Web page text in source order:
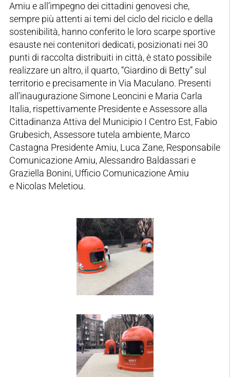
Amiu e all’impegno dei cittadini genovesi che,
sempre più attenti ai temi del ciclo del riciclo e della
sostenibilità, hanno conferito le loro scarpe sportive
esauste nei contenitori dedicati, posizionati nei 30
punti di raccolta distribuiti in città, è stato possibile
realizzare un altro, il quarto, “Giardino di Betty” sul
territorio e precisamente in Via Maculano. Presenti
all’inaugurazione Simone Leoncini e Maria Carla
Italia, rispettivamente Presidente e Assessore alla
Cittadinanza Attiva del Municipio I Centro Est, Fabio
Grubesich, Assessore tutela ambiente, Marco
Castagna Presidente Amiu, Luca Zane, Responsabile
Comunicazione Amiu, Alessandro Baldassari e
Graziella Bonini, Ufficio Comunicazione Amiu
e Nicolas Meletiou.